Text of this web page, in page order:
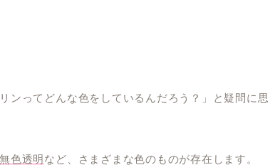
ンってどんな色をしているんだろう？」と疑問に思
色透明 など、さまざまな色のものが存在します。